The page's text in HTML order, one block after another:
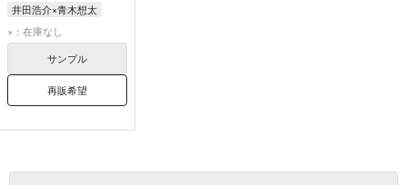
井田浩介×青木想太
青木想太
×：在庫なし
サンプル
再販希望